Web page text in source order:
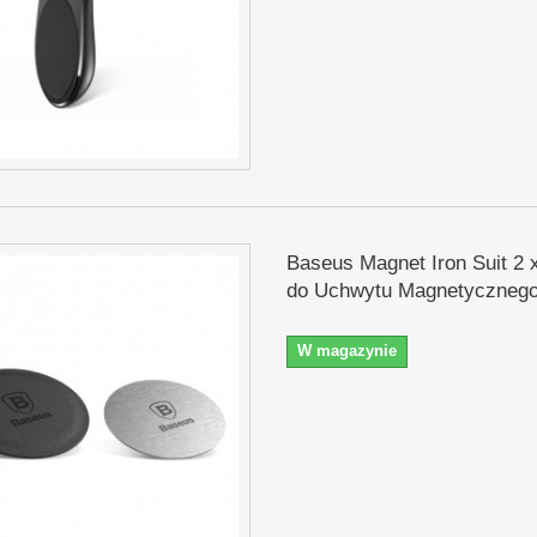
Baseus Magnet Iron Suit 2
do Uchwytu
W magazynie